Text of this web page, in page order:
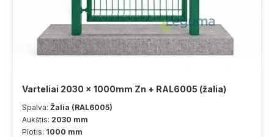
Varteliai 2030 x 1000mm Zn + RAL6005 (žalia)
Spalva: Žalia (RAL6005)
Aukštis: 2030 mm
Plotis: 1000 mm